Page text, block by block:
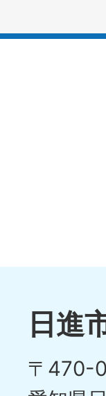
日進
〒470-